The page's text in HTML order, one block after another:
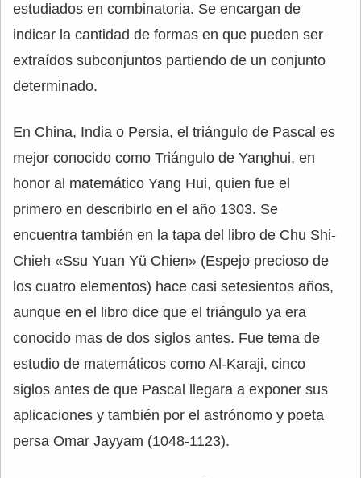
estudiados en combinatoria. Se encargan de
indicar la cantidad de formas en que pueden ser
extraídos subconjuntos partiendo de un conjunto
determinado.
En China, India o Persia, el triángulo de Pascal es
mejor conocido como Triángulo de Yanghui, en
honor al matemático Yang Hui, quien fue el
primero en describirlo en el año 1303. Se
encuentra también en la tapa del libro de Chu Shi-
Chieh «Ssu Yuan Yü Chien» (Espejo precioso de
los cuatro elementos) hace casi setesientos años,
aunque en el libro dice que el triángulo ya era
conocido mas de dos siglos antes. Fue tema de
estudio de matemáticos como Al-Karaji, cinco
siglos antes de que Pascal llegara a exponer sus
aplicaciones y también por el astrónomo y poeta
persa Omar Jayyam (1048-1123).